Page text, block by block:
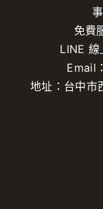
免費
LINE 線
Email：
地址：台中市